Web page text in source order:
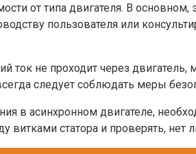
от типа двигателя. В
пользователя или
ток не проходит через
следует соблюдать меры
в асинхронном двигателе,
статора и проверять,